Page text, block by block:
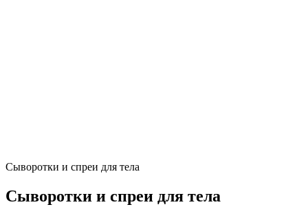
Сыворотки и спреи для тела
Сыворотки и спреи для тела